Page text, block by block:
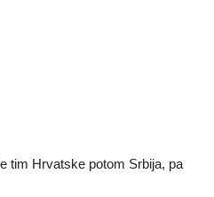
tim Hrvatske potom Srbija, pa